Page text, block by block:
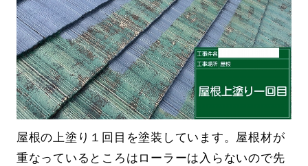
屋根の上塗り１回目を塗装しています。屋根材が
重なっているところはローラーは入らないので先